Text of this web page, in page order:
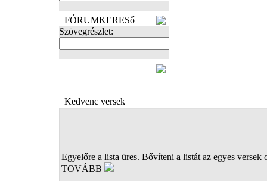
FÓRUMKERESő
Szövegrészlet:
Kedvenc versek
Egyelőre a lista üres. Bővíteni a listát az egyes versek
TOVÁBB